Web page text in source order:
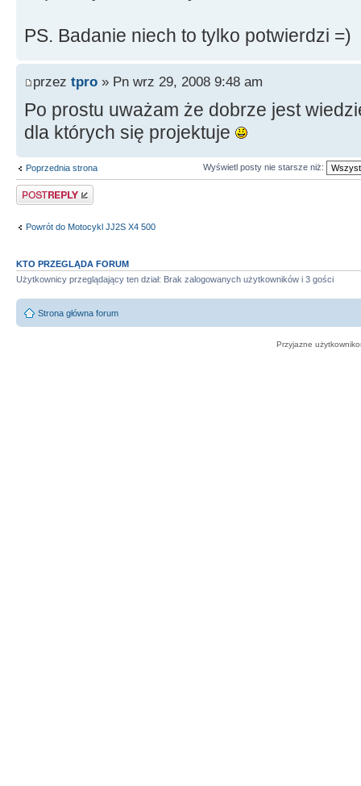
PS. Badanie niech to tylko potwierdzi =)
przez tpro » Pn wrz 29, 2008 9:48 am
Po prostu uważam że dobrze jest
dla których się projektuje
Poprzednia strona Wyświetl posty nie starsze niż:
Odpowiedz
Powrót do Motocykl JJ2S X4 500
KTO PRZEGLĄDA FORUM
Użytkownicy przeglądający ten dział: Brak zalogowanych użytkowników i 3 gości
Strona główna forum
Przyjazne